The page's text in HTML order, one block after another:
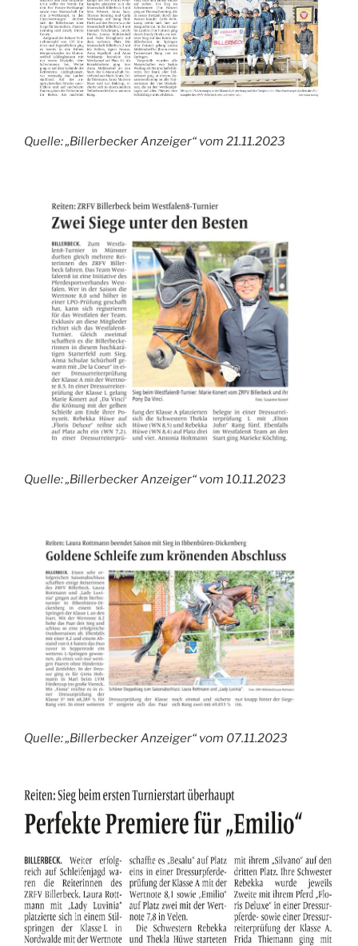
Quelle: „Billerbecker Anzeiger“ vom 21.11.2023
Quelle: „Billerbecker Anzeiger“ vom 10.11.2023
Quelle: „Billerbecker Anzeiger“ vom 07.11.2023